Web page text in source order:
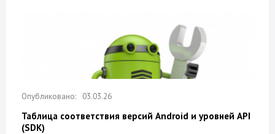
03.03.26
Таблица соответствия версий Android и уровней API
(SDK)